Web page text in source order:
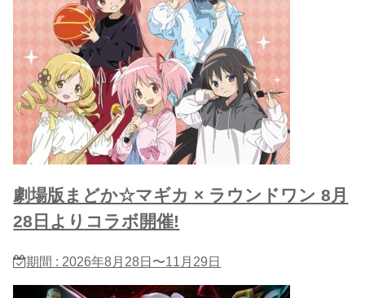
劇場版まどか☆マギカ × ラウンドワン 8月
28日よりコラボ開催!
期間 : 2026年8月28日〜11月29日